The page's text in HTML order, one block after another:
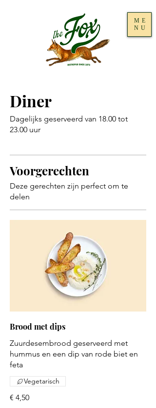
ME
NU
Diner
Dagelijks geserveerd van 18.00 tot
23.00 uur
Voorgerechten
Deze gerechten zijn perfect om te
delen
Brood met dips
Zuurdesembrood geserveerd met
hummus en een dip van rode biet en
feta
€ 4,50
Vegetarisch